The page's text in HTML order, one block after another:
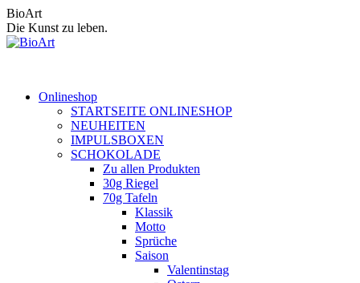
Zum
Inhalt
springen
BioArt
Die Kunst zu leben.
Onlineshop
STARTSEITE ONLINESHOP
NEUHEITEN
IMPULSBOXEN
SCHOKOLADE
Zu allen Produkten
30g Riegel
70g Tafeln
Klassik
Motto
Sprüche
Saison
Valentinstag